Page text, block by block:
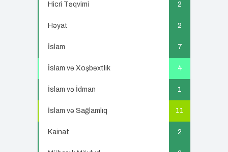
Hicri Təqvimi 2
Həyat 2
İslam 7
İslam və Xoşbəxtlik 4
İslam və İdman 1
İslam və Sağlamlıq 11
Kainat 2